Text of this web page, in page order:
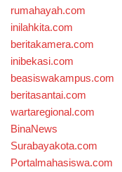
rumahayah.com
inilahkita.com
beritakamera.com
inibekasi.com
beasiswakampus.com
beritasantai.com
wartaregional.com
BinaNews
Surabayakota.com
Portalmahasiswa.com